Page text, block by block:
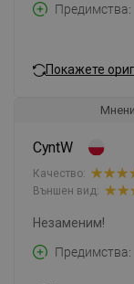
Предимства
Покажете
CyntW
Качество:
Външен вид:
Незаменим!
Предимства